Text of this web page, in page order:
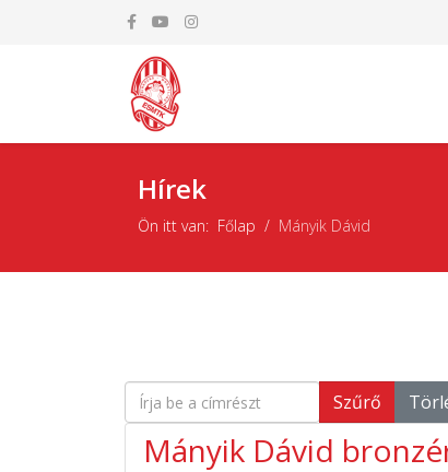
Hírek
Ön itt van: Főlap Mányik Dávid
Írja be a címrészt Szűrő
Mányik Dávid